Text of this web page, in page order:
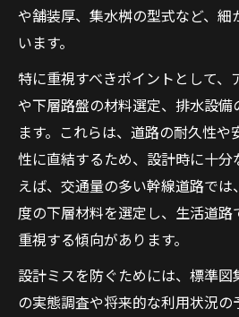
や舗装厚、集水桝の型式など、細
います。
特に重視すべきポイントとして、
や下層路盤の材料選定、排水設
ます。これらは、道路の耐久性
性に直結するため、設計時に十分
えば、交通量の多い幹線道路で
度の下層材料を選定し、生活道路
重視する傾向があります。
設計ミスを防ぐためには、標準図
の実態調査や将来的な利用状況の